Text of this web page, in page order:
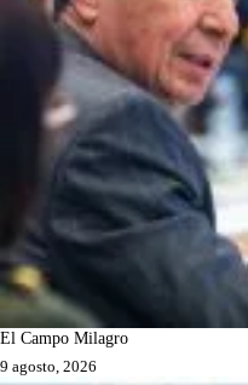
El Campo Milagro
9 agosto, 2026